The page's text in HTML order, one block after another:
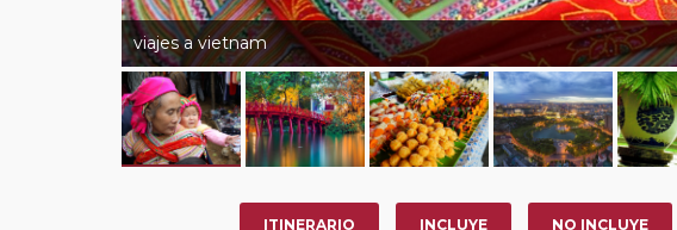
viajes a vietnam
ITINERARIO INCLUYE NO INCLUYE